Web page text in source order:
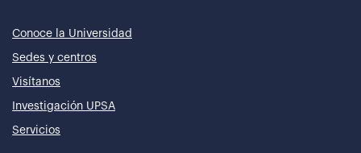
Conoce la Universidad
Sedes y centros
Visítanos
Investigación UPSA
Servicios